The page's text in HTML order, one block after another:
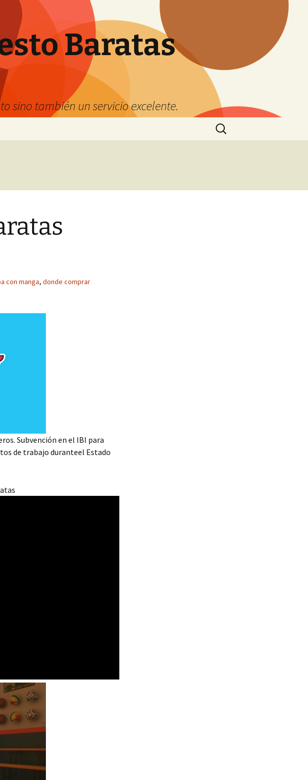
Baratas
sino también un servicio excelente.
Buscar:
con manga, donde comprar
Subvención en el IBI para
de trabajo duranteel Estado